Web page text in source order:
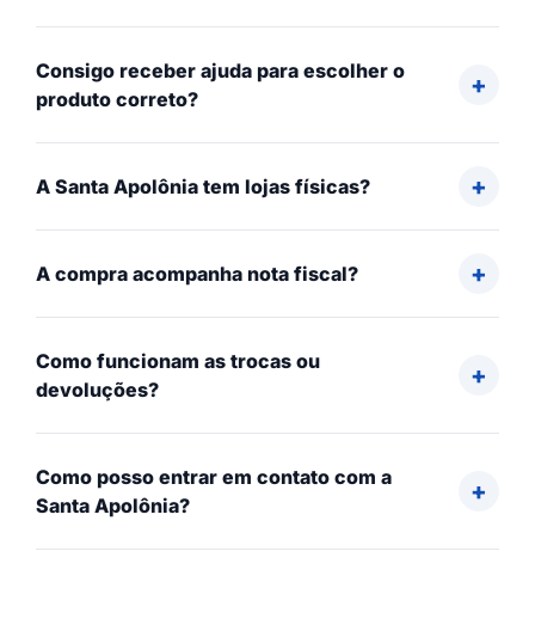
Consigo receber ajuda para escolher o
produto correto?
A Santa Apolônia tem lojas físicas?
A compra acompanha nota fiscal?
Como funcionam as trocas ou
devoluções?
Como posso entrar em contato com a
Santa Apolônia?